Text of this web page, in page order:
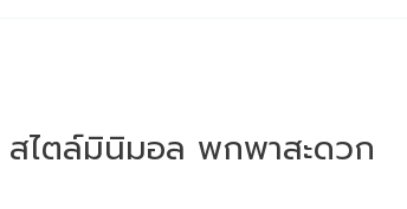
ไตล์มินิมอล พกพาสะดวก